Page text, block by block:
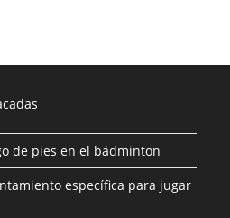
de pies en el bádminton
específica para jugar